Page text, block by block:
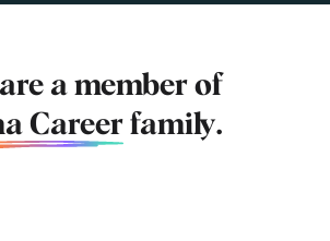
a member of
Career family.